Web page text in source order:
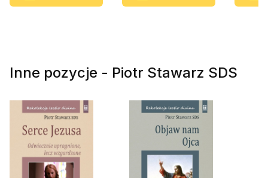
Inne pozycje - Piotr Stawarz SDS